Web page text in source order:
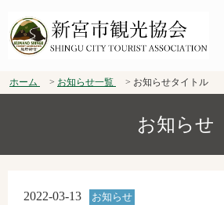
ホーム お知らせ一覧 お知らせタイトル
お知らせ
2022-03-13 お知らせ